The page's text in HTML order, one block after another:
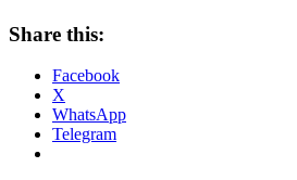
Share this:
Facebook
X
WhatsApp
Telegram